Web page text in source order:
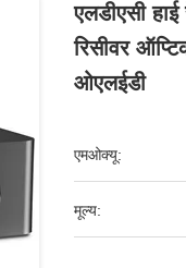
एलडीएसी
रिसीवर
ओएलईडी
एमओक्यू:
मूल्य: